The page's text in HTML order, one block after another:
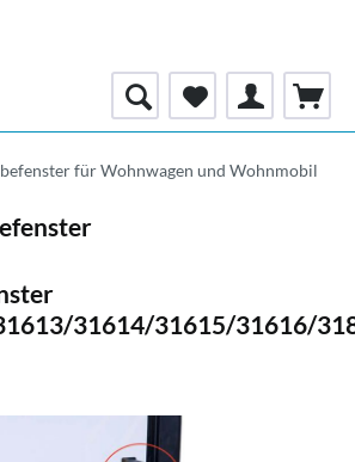
für Wohnwagen und Wohnmobil
31614/31615/31616/